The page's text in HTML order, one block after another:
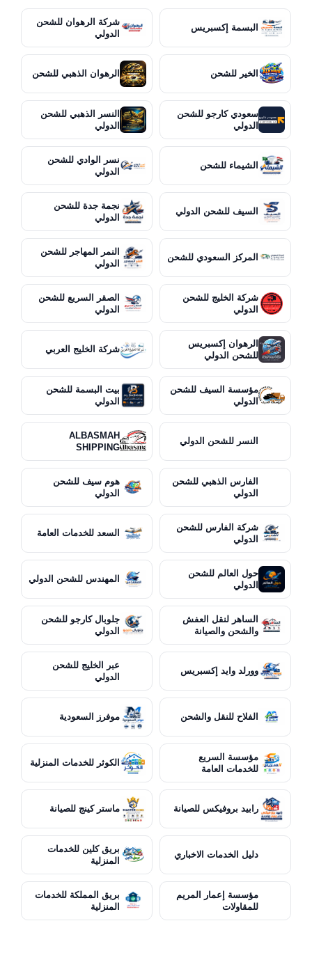
البسمة إكسبريس
شركة الرهوان للشحن
الدولي
الخير للشحن الرهوان الذهبي للشحن
سعودي كارجو للشحن
الدولي
النسر الذهبي للشحن
الدولي
الشيماء للشحن
نسر الوادي للشحن
الدولي
السيف للشحن الدولي
نجمة جدة للشحن
الدولي
المركز السعودي للشحن
النمر المهاجر للشحن
الدولي
شركة الخليج للشحن
الدولي
الصقر السريع للشحن
الدولي
الرهوان إكسبريس
للشحن الدولي
شركة الخليج العربي
مؤسسة السيف للشحن
الدولي
بيت البسمة للشحن
الدولي
النسر للشحن الدولي
ALBASMAH
SHIPPING
الفارس الذهبي للشحن
الدولي
هوم سيف للشحن
الدولي
شركة الفارس للشحن
الدولي
السعد للخدمات العامة
حول العالم للشحن
الدولي
المهندس للشحن الدولي
الساهر لنقل العفش
والشحن والصيانة
جلوبال كارجو للشحن
الدولي
وورلد وايد إكسبريس
عبر الخليج للشحن
الدولي
الفلاح للنقل والشحن موفرز السعودية
مؤسسة السريع
للخدمات العامة
الكوثر للخدمات المنزلية
رابيد بروفيكس للصيانة ماستر كينج للصيانة
دليل الخدمات الاخباري
بريق كلين للخدمات
المنزلية
مؤسسة إعمار المريم
للمقاولات
بريق المملكة للخدمات
المنزلية